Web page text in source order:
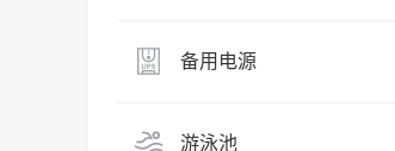
备用电源
游泳池